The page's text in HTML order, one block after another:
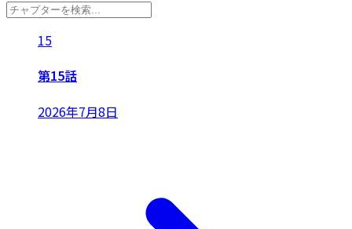
15
第15話
2026年7月8日